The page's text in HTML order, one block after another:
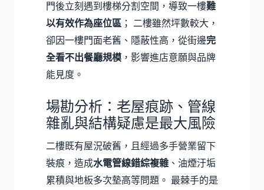
門後立刻遇到樓梯分割空間，導致一樓難
以有效作為座位區 ； 二樓雖然坪數較大，
卻因一樓門面老舊、隱蔽性高，從街邊完
全看不出餐廳規模 ，影響進店意願與品牌
能見度。
場勘分析：老屋痕跡、管線
雜亂與結構疑慮是最大風險
二樓既有屋況破舊，且經過多手營業留下
裝痕，造成水電管線錯綜複雜 、油煙汙垢
累積與地板多次墊高等問題。 最棘手的是